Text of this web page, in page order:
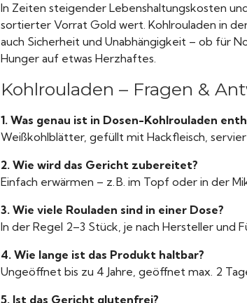
In Zeiten steigender Lebenshaltungskosten
sortierter Vorrat Gold wert. Kohlrouladen in
auch Sicherheit und Unabhängigkeit – ob für
Hunger auf etwas Herzhaftes.
Kohlrouladen – Fragen &
1. Was genau ist in Dosen-Kohlrouladen
Weißkohlblätter, gefüllt mit Hackfleisch,
2. Wie wird das Gericht zubereitet?
Einfach erwärmen – z. B. im Topf oder in der
3. Wie viele Rouladen sind in einer Dose?
In der Regel 2–3 Stück, je nach Hersteller und
4. Wie lange ist das Produkt haltbar?
Ungeöffnet bis zu 4 Jahre, geöffnet max. 2
5. Ist das Gericht glutenfrei?